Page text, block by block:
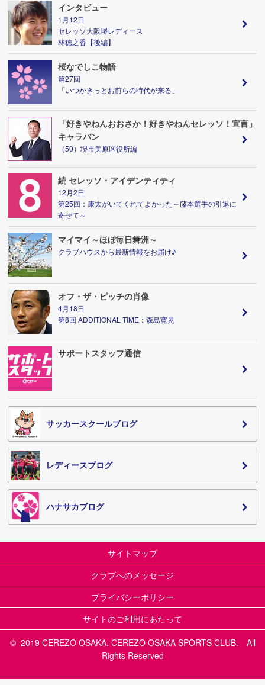
インタビュー
1月12日
セレッソ大阪堺レディース
林穂之香【後編】
桜なでしこ物語
第27回
「いつかきっとお前らの時代が来る」
「好きやねんおおさか！好きやねんセレッソ！宣言」
キャラバン
（50）堺市美原区役所編
続 セレッソ・アイデンティティ
12月2日
第25回：康太がいてくれてよかった～藤本選手の引退に
寄せて～
マイマイ～ほぼ毎日舞洲～
クラブハウスから最新情報をお届け♪
オフ・ザ・ピッチの肖像
4月18日
第8回 ADDITIONAL TIME：森島寛晃
サポートスタッフ通信
サッカースクールブログ
レディースブログ
ハナサカブログ
サイトマップ
クラブへのメッセージ
プライバシーポリシー
サイトのご利用にあたって
© 2019 CEREZO OSAKA. CEREZO OSAKA SPORTS CLUB. All
Rights Reserved